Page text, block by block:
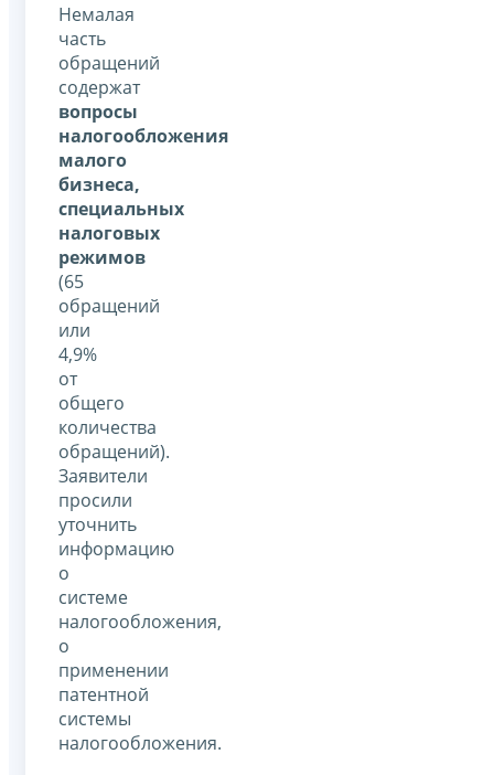
Немалая
часть
обращений
содержат
вопросы
налогообложения
малого
бизнеса,
специальных
налоговых
режимов
(65
обращений
или
4,9%
от
общего
количества
обращений).
Заявители
просили
уточнить
информацию
о
системе
налогообложения,
о
применении
патентной
системы
налогообложения.